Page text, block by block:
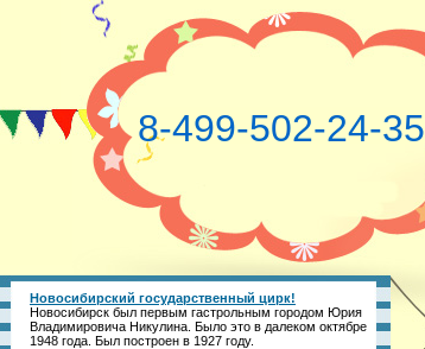
8-499-502-24-35
Новосибирский государственный цирк!
Новосибирск был первым гастрольным городом Юрия
Владимировича Никулина. Было это в далеком октябре
1948 года. Был построен в 1927 году.